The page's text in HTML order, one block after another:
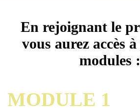
En rejoignant le
vous aurez accès
modules :
MODULE 1